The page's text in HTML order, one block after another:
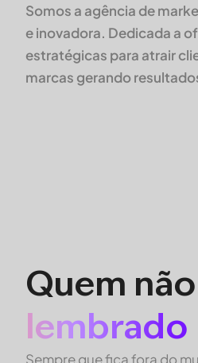
Somos a agência de
e inovadora. Dedicada a
estratégicas para atrair
marcas gerando
Quem
lembrado
Sempre que fica fora do